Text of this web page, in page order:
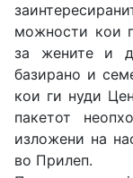
можности кои
за жените и
базирано и
кои ги нуди
пакетот
изложени на
во Прилеп.